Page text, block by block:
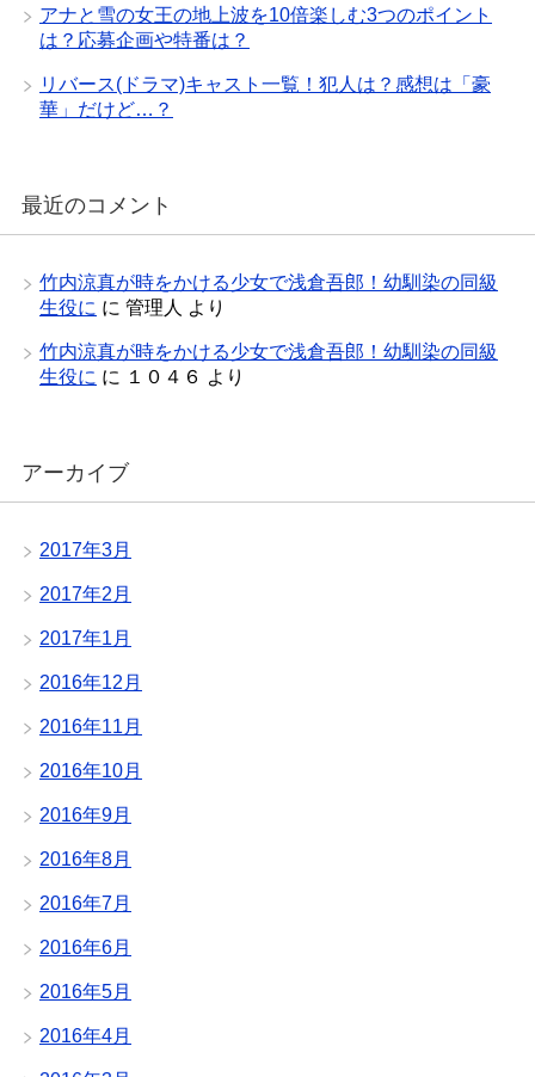
アナと雪の女王の地上波を10倍楽しむ3つのポイント
は？応募企画や特番は？
リバース(ドラマ)キャスト一覧！犯人は？感想は「豪
華」だけど…？
最近のコメント
竹内涼真が時をかける少女で浅倉吾郎！幼馴染の同級
生役に に 管理人 より
竹内涼真が時をかける少女で浅倉吾郎！幼馴染の同級
生役に に １０４６ より
アーカイブ
2017年3月
2017年2月
2017年1月
2016年12月
2016年11月
2016年10月
2016年9月
2016年8月
2016年7月
2016年6月
2016年5月
2016年4月